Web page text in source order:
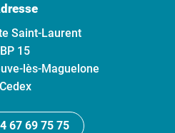
Saint-Laurent
BP 15
lès-Maguelone
Cedex
67 69 75 75